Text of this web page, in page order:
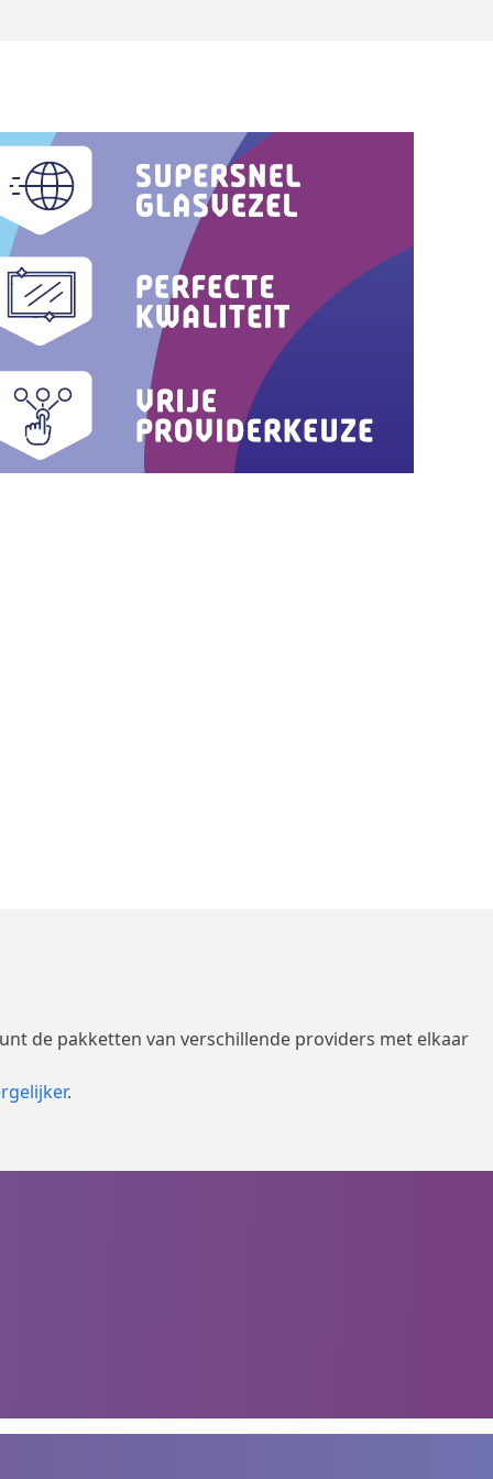
de pakketten van verschillende providers met elkaar
.